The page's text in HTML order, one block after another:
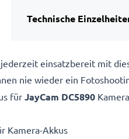
Technische
einsatzbereit mit
nie wieder ein
für JayCam DC5890
Kamera-Akkus